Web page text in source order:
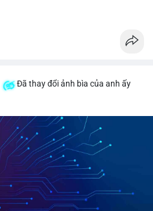
Đã thay đổi ảnh bìa của anh ấy